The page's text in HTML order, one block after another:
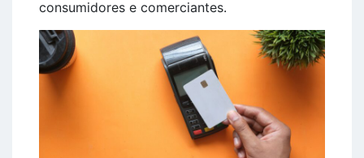
consumidores e comerciantes.